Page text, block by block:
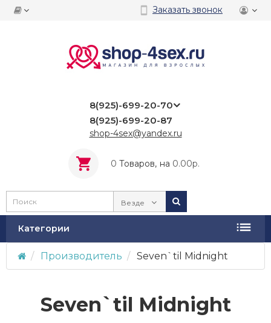
Заказать звонок
8(925)-699-20-70
8(925)-699-20-87
shop-4sex@yandex.ru
0 Tоваров, на 0.00р.
Везде
Категории
Производитель Seven`til Midnight
Seven`til Midnight